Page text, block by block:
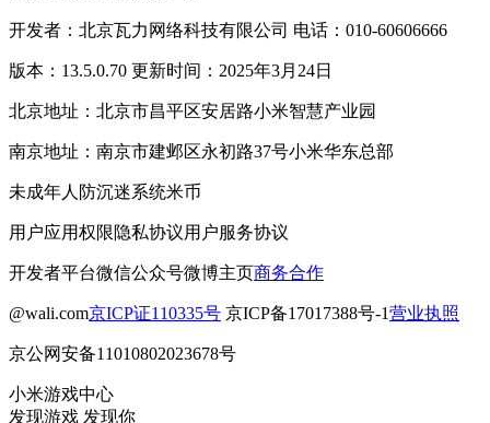
开发者：北京瓦力网络科技有限公司 电话：010-60606666
版本：13.5.0.70 更新时间：2025年3月24日
北京地址：北京市昌平区安居路小米智慧产业园
南京地址：南京市建邺区永初路37号小米华东总部
未成年人防沉迷系统米币
用户应用权限隐私协议用户服务协议
开发者平台微信公众号微博主页商务合作
@wali.com京ICP证110335号 京ICP备17017388号-1营业执照
京公网安备11010802023678号
小米游戏中心
发现游戏 发现你